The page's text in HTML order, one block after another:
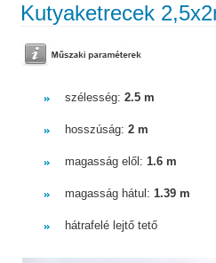
Kutyaketrecek
szélesség: 2.5 m
hosszúság: 2 m
magasság elől: 1.6 m
magasság hátul: 1.39 m
hátrafelé lejtő tető